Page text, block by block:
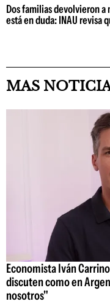
Dos familias devolvieron
está en duda: INAU revisa
MAS
Economista Iván
discuten como en
nosotros"